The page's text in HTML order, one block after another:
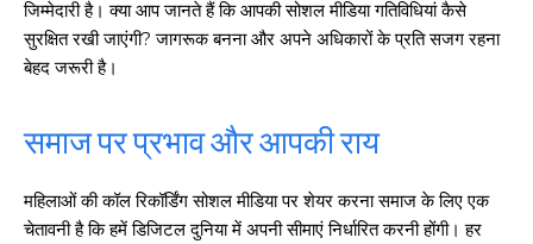
जिम्मेदारी है। क्या आप जानते हैं कि आपकी सोशल मीडिया गतिविधियां कैसे
सुरक्षित रखी जाएंगी? जागरूक बनना और अपने अधिकारों के प्रति सजग रहना
बेहद जरूरी है।
समाज पर प्रभाव और आपकी राय
महिलाओं की कॉल रिकॉर्डिंग सोशल मीडिया पर शेयर करना समाज के लिए एक
चेतावनी है कि हमें डिजिटल दुनिया में अपनी सीमाएं निर्धारित करनी होंगी। हर